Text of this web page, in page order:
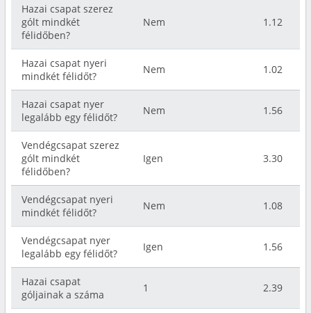
Hazai csapat szerez
gólt mindkét
félidőben?
Nem 1.12
Hazai csapat nyeri
mindkét félidőt?
Nem 1.02
Hazai csapat nyer
legalább egy félidőt?
Nem 1.56
Vendégcsapat szerez
gólt mindkét
félidőben?
Igen 3.30
Vendégcsapat nyeri
mindkét félidőt?
Nem 1.08
Vendégcsapat nyer
legalább egy félidőt?
Igen 1.56
Hazai csapat
góljainak a száma
1 2.39